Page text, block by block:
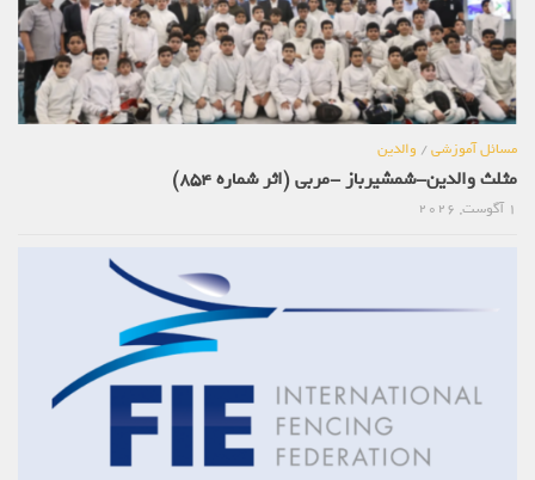
مسائل آموزشی/والدین
مثلث والدین-شمشیرباز -مربی (اثر شماره 854)